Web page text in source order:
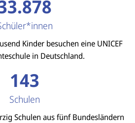
Kinder besuchen eine UNICEF
in Deutschland.
143
Schulen
Schulen aus fünf Bundesländern